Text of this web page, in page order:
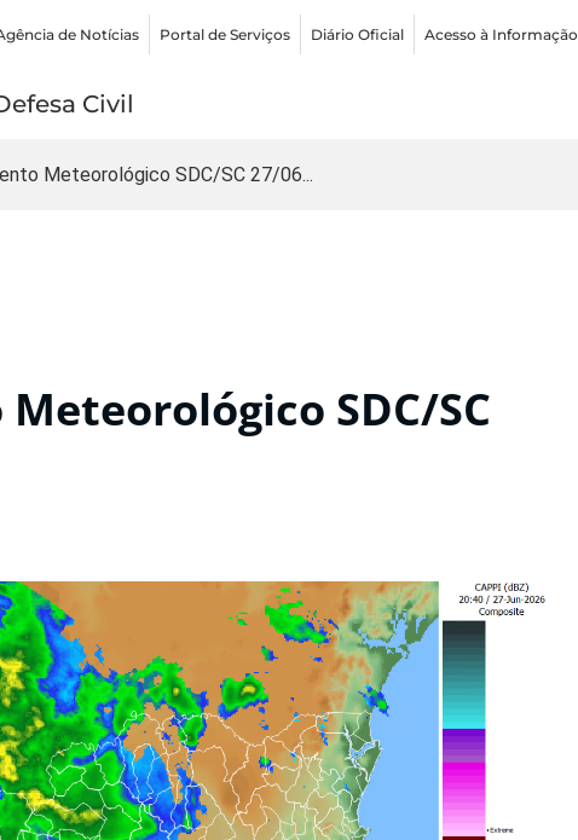
de Notícias Portal de Serviços Diário Oficial Acesso à Informação
Civil
Meteorológico SDC/SC 27/06...
SDC/SC